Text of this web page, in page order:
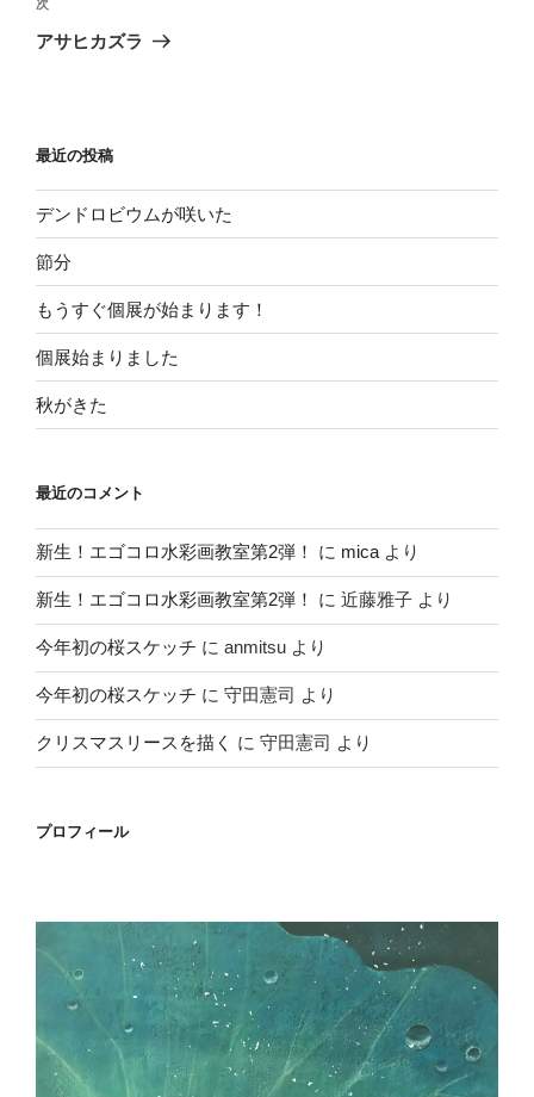
ゲ
ン
次
の
次
アサヒカズラ
最近の投稿
デンドロビウムが咲いた
節分
もうすぐ個展が始まります！
個展始まりました
秋がきた
最近のコメント
新生！エゴコロ水彩画教室第2弾！ に mica より
新生！エゴコロ水彩画教室第2弾！ に 近藤雅子 より
今年初の桜スケッチ に anmitsu より
今年初の桜スケッチ に 守田憲司 より
クリスマスリースを描く に 守田憲司 より
プロフィール